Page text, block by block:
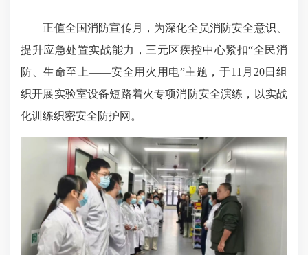
正值全国消防宣传月，为深化全员消防安全意识、
提升应急处置实战能力，三元区疾控中心紧扣“全民消
防、生命至上——安全用火用电”主题，于11月20日组
织开展实验室设备短路着火专项消防安全演练，以实战
化训练织密安全防护网。